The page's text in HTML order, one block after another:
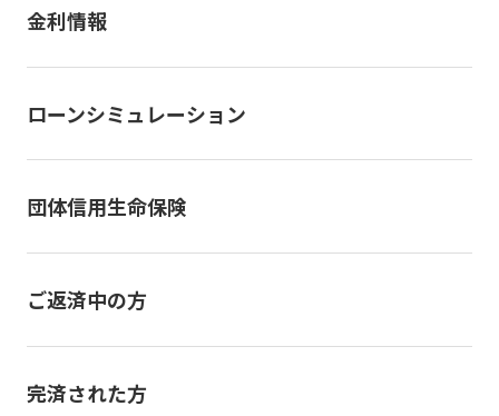
金利情報
ローンシミュレーション
団体信用生命保険
ご返済中の方
完済された方